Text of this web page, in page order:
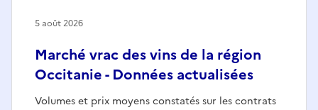
Marché vrac des vins de la région
Occitanie - Données actualisées
Volumes et prix moyens constatés sur les contrats
5 août 2026